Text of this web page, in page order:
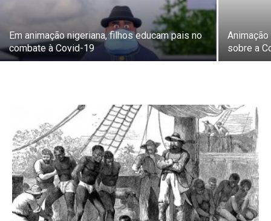
Em animação nigeriana, filhos educam pais no
combate à Covid-19
sobre a